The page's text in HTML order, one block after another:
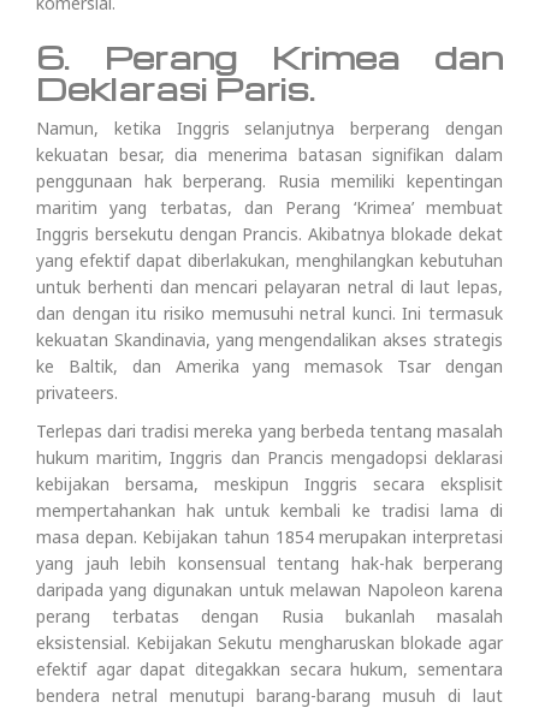
6. Perang Krimea dan
Deklarasi Paris.
Namun, ketika Inggris selanjutnya berperang dengan
kekuatan besar, dia menerima batasan signifikan dalam
penggunaan hak berperang. Rusia memiliki kepentingan
maritim yang terbatas, dan Perang ‘Krimea’ membuat
Inggris bersekutu dengan Prancis. Akibatnya blokade dekat
yang efektif dapat diberlakukan, menghilangkan kebutuhan
untuk berhenti dan mencari pelayaran netral di laut lepas,
dan dengan itu risiko memusuhi netral kunci. Ini termasuk
kekuatan Skandinavia, yang mengendalikan akses strategis
ke Baltik, dan Amerika yang memasok Tsar dengan
privateers.
Terlepas dari tradisi mereka yang berbeda tentang masalah
hukum maritim, Inggris dan Prancis mengadopsi deklarasi
kebijakan bersama, meskipun Inggris secara eksplisit
mempertahankan hak untuk kembali ke tradisi lama di
masa depan. Kebijakan tahun 1854 merupakan interpretasi
yang jauh lebih konsensual tentang hak-hak berperang
daripada yang digunakan untuk melawan Napoleon karena
perang terbatas dengan Rusia bukanlah masalah
eksistensial. Kebijakan Sekutu mengharuskan blokade agar
efektif agar dapat ditegakkan secara hukum, sementara
bendera netral menutupi barang-barang musuh di laut